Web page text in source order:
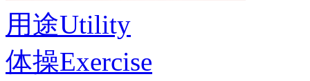
用途Utility
体操Exercise